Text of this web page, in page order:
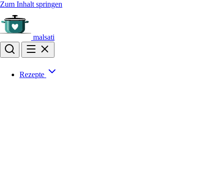
Zum Inhalt springen
malsati
Rezepte